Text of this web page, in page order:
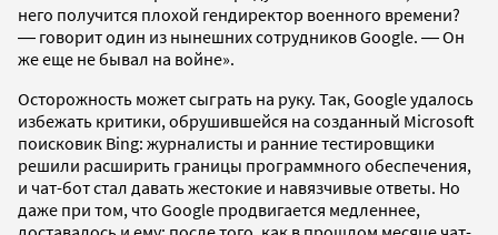
него получится плохой гендиректор военного времени?
― говорит один из нынешних сотрудников Google. ― Он
же еще не бывал на войне».
Осторожность может сыграть на руку. Так, Google удалось
избежать критики, обрушившейся на созданный Microsoft
поисковик Bing: журналисты и ранние тестировщики
решили расширить границы программного обеспечения,
и чат-бот стал давать жестокие и навязчивые ответы. Но
даже при том, что Google продвигается медленнее,